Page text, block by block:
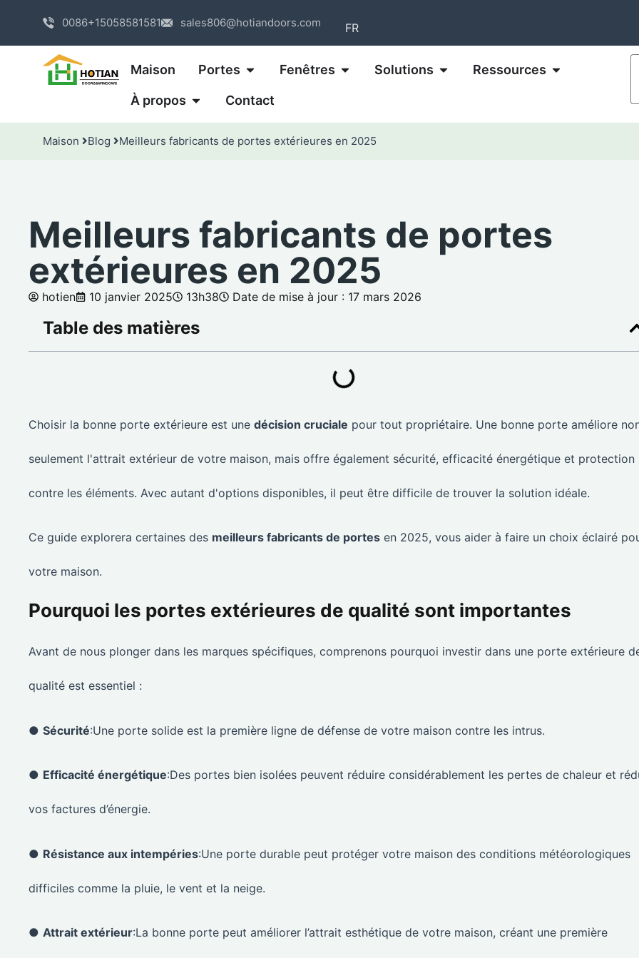
0086+15058581581 sales806@hotiandoors.com FR
Maison Portes Fenêtres Solutions Ressources
À propos Contact
Maison Blog Meilleurs fabricants de portes extérieures en 2025
Meilleurs fabricants de portes
extérieures en 2025
hotien 10 janvier 2025 13h38 Date de mise à jour : 17 mars 2026
Table des matières
Choisir la bonne porte extérieure est une décision cruciale pour tout propriétaire. Une bonne porte améliore
seulement l'attrait extérieur de votre maison, mais offre également sécurité, efficacité énergétique et protection
contre les éléments. Avec autant d'options disponibles, il peut être difficile de trouver la solution idéale.
Ce guide explorera certaines des meilleurs fabricants de portes en 2025, vous aider à faire un choix éclairé
votre maison.
Pourquoi les portes extérieures de qualité sont importantes
Avant de nous plonger dans les marques spécifiques, comprenons pourquoi investir dans une porte extérieure
qualité est essentiel :
● Sécurité:Une porte solide est la première ligne de défense de votre maison contre les intrus.
● Efficacité énergétique:Des portes bien isolées peuvent réduire considérablement les pertes de chaleur et
vos factures d’énergie.
● Résistance aux intempéries:Une porte durable peut protéger votre maison des conditions météorologiques
difficiles comme la pluie, le vent et la neige.
● Attrait extérieur:La bonne porte peut améliorer l’attrait esthétique de votre maison, créant une première